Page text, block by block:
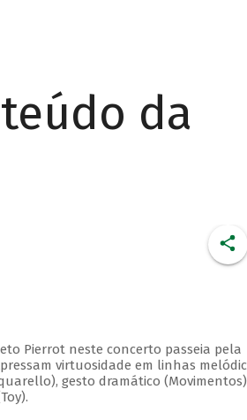
da
Pierrot neste concerto passeia pela
virtuosidade em linhas
gesto dramático